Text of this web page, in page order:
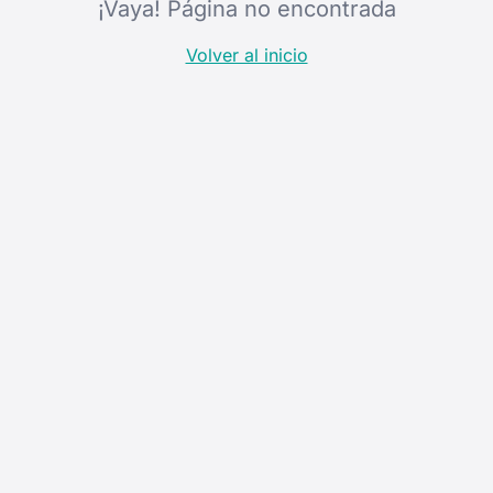
¡Vaya! Página no encontrada
Volver al inicio